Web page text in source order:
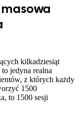
kilkadziesiąt
jedyna realna
z których każdy
1500
to 1500 sesji